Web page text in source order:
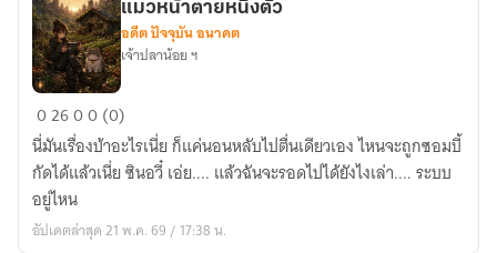
วัน
สิ้น
โลก
แล้ว
ไง?
ฉัน
แมวหน้าตายหนึ่งตัว
อดีต ปัจจุบัน อนาคต
เจ้าปลาน้อย ฯ
02600 (0)
นี่มันเรื่องบ้าอะไรเนี่ย ก็แค่นอนหลับไปตื่นเดียวเอง ไหนจะถูกซอมบี้
กัดได้แล้วเนี่ย ซินอวี๋ เอ่ย.... แล้วฉันจะรอดไปได้ยังไงเล่า.... ระบบ
อยู่ไหน
อัปเดตล่าสุด 21 พ.ค. 69 / 17:38 น.